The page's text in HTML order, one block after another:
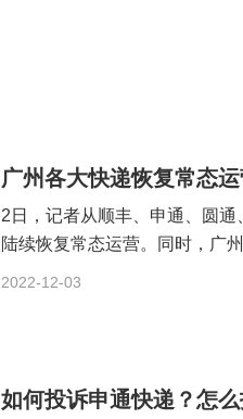
广州各大快递恢复常态
2日，记者从顺丰、申通、圆通
陆续恢复常态运营。同时，广
2022-12-03
如何投诉申通快递？怎